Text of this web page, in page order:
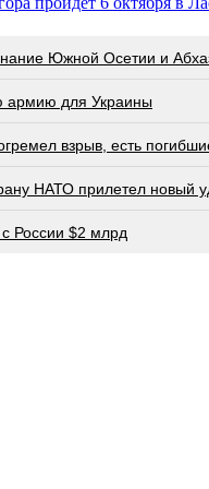
Южной Осетии и
армию для Украины
взрыв, есть
НАТО прилетел новый
России $2 млрд